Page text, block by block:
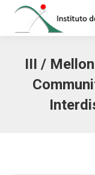
III /